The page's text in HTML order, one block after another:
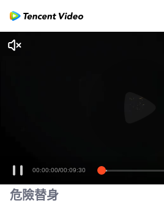
00:00:00/00:09:30
危險替身